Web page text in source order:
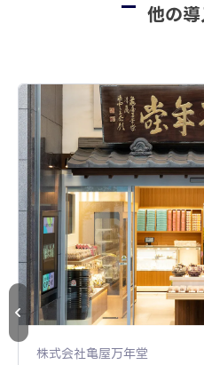
他の
株式会社亀屋万年堂